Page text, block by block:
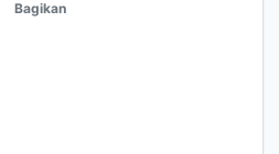
Bagikan